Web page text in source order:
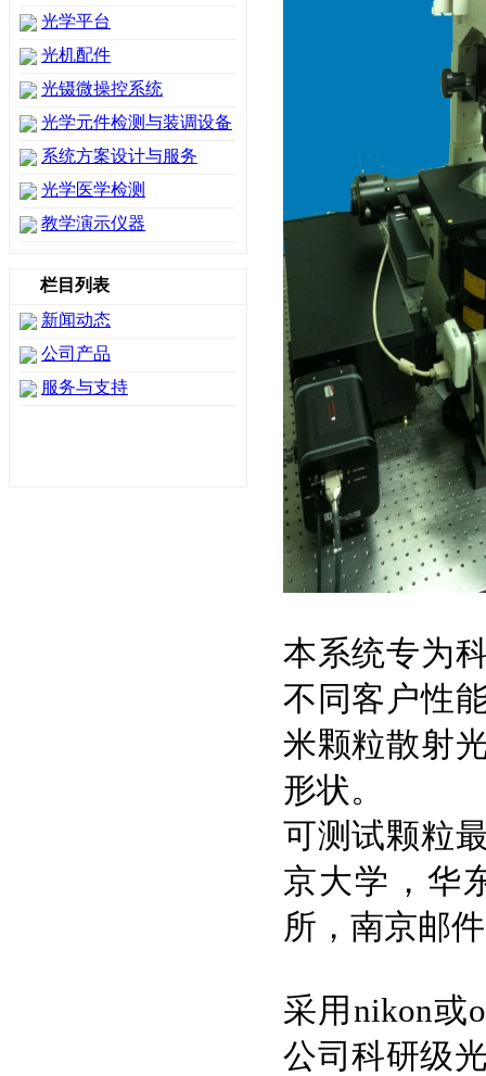
光学平台
光机配件
光镊微操控系统
光学元件检测与装调设备
系统方案设计与服务
光学医学检测
教学演示仪器
栏目列表
新闻动态
公司产品
服务与支持
本系统专为
不同客户性
米颗粒散射
形状。
可测试颗粒
京大学，华
所，南京邮
采用nikon或
公司科研级